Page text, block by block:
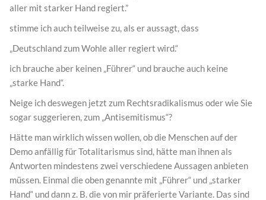
aller mit starker Hand regiert.”
stimme ich auch teilweise zu, als er aussagt, dass
„Deutschland zum Wohle aller regiert wird.“
ich brauche aber keinen „Führer“ und brauche auch keine
„starke Hand“.
Neige ich deswegen jetzt zum Rechtsradikalismus oder wie Sie
sogar suggerieren, zum „Antisemitismus“?
Hätte man wirklich wissen wollen, ob die Menschen auf der
Demo anfällig für Totalitarismus sind, hätte man ihnen als
Antworten mindestens zwei verschiedene Aussagen anbieten
müssen. Einmal die oben genannte mit „Führer“ und „starker
Hand“ und dann z. B. die von mir präferierte Variante. Das sind